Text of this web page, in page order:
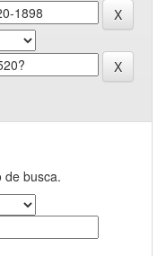
de busca.